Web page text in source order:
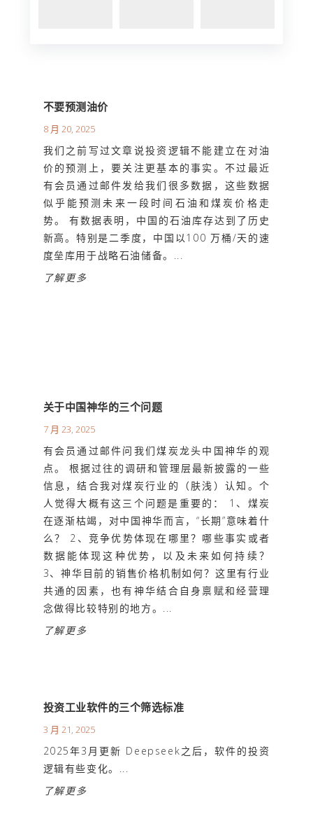
不要预测油价
8 月 20, 2025
我们之前写过文章说投资逻辑不能建立在对油
价的预测上，要关注更基本的事实。不过最近
有会员通过邮件发给我们很多数据，这些数据
似乎能预测未来一段时间石油和煤炭价格走
势。 有数据表明，中国的石油库存达到了历史
新高。特别是二季度，中国以100 万桶/天的速
度垒库用于战略石油储备。...
了解更多
关于中国神华的三个问题
7 月 23, 2025
有会员通过邮件问我们煤炭龙头中国神华的观
点。 根据过往的调研和管理层最新披露的一些
信息，结合我对煤炭行业的（肤浅）认知。个
人觉得大概有这三个问题是重要的： 1、煤炭
在逐渐枯竭，对中国神华而言，“长期”意味着什
么？ 2、竞争优势体现在哪里？哪些事实或者
数据能体现这种优势，以及未来如何持续？
3、神华目前的销售价格机制如何？这里有行业
共通的因素，也有神华结合自身禀赋和经营理
念做得比较特别的地方。...
了解更多
投资工业软件的三个筛选标准
3 月 21, 2025
2025年3月更新 Deepseek之后，软件的投资
逻辑有些变化。...
了解更多